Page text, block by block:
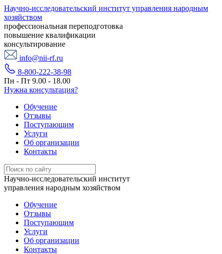
Научно-исследовательский институт управления народным
хозяйством
профессиональная переподготовка
повышение квалификации
консультирование
info@nii-rf.ru
8-800-222-38-98
Пн - Пт 9.00 - 18.00
Нужна консультация?
Обучение
Отзывы
Поступающим
Услуги
Об организации
Контакты
Научно-исследовательский институт
управления народным хозяйством
Обучение
Отзывы
Поступающим
Услуги
Об организации
Контакты